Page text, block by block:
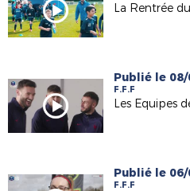
Publié le
F.F.F
Publié le
F.F.F